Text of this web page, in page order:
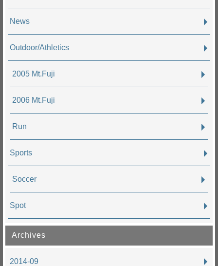
News
Outdoor/Athletics
2005 Mt.Fuji
2006 Mt.Fuji
Run
Sports
Soccer
Spot
Archives
2014-09